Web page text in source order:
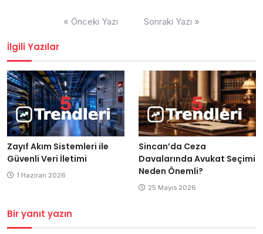
« Önceki Yazı Sonraki Yazı »
İlgili Yazılar
Zayıf Akım Sistemleri ile
Güvenli Veri İletimi
1 Haziran 2026
Sincan’da Ceza
Davalarında Avukat Seçimi
Neden Önemli?
25 Mayıs 2026
Bir yanıt yazın